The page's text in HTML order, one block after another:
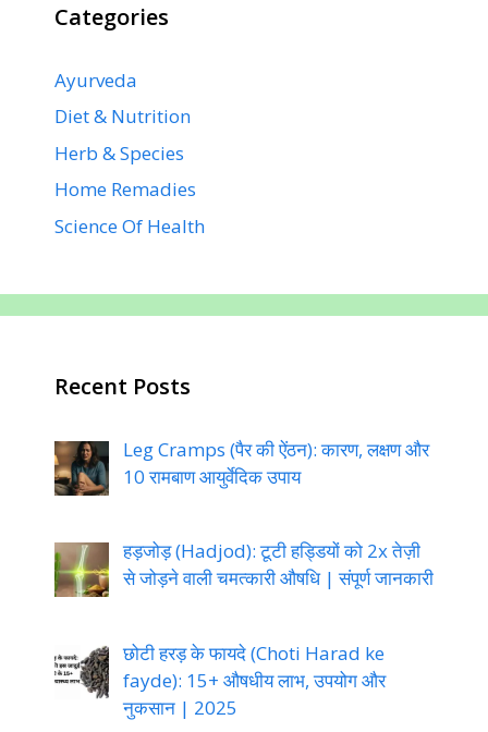
Categories
Ayurveda
Diet & Nutrition
Herb & Species
Home Remadies
Science Of Health
Recent Posts
Leg Cramps (पैर की ऐंठन): कारण, लक्षण और
10 रामबाण आयुर्वेदिक उपाय
हड़जोड़ (Hadjod): टूटी हड्डियों को 2x तेज़ी
से जोड़ने वाली चमत्कारी औषधि | संपूर्ण जानकारी
छोटी हरड़ के फायदे (Choti Harad ke
fayde): 15+ औषधीय लाभ, उपयोग और
नुकसान | 2025